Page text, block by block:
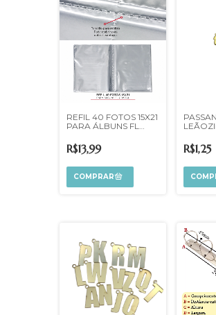
REFIL 40 FOTOS 15X21
PARA ÁLBUNS FL
R$13,99 R$1,25